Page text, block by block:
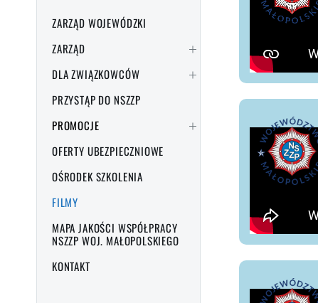
ZARZĄD WOJEWÓDZKI
ZARZĄD
DLA ZWIĄZKOWCÓW
PRZYSTĄP DO NSZZP
PROMOCJE
OFERTY UBEZPIECZNIOWE
OŚRODEK SZKOLENIA
FILMY
MAPA JAKOŚCI WSPÓŁPRACY
NSZZP WOJ. MAŁOPOLSKIEGO
KONTAKT